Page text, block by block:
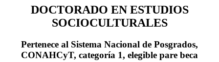
DOCTORADO EN ESTUDIOS
SOCIOCULTURALES
Pertenece al Sistema Nacional de Posgrados,
CONAHCyT, categoría 1, elegible pare beca